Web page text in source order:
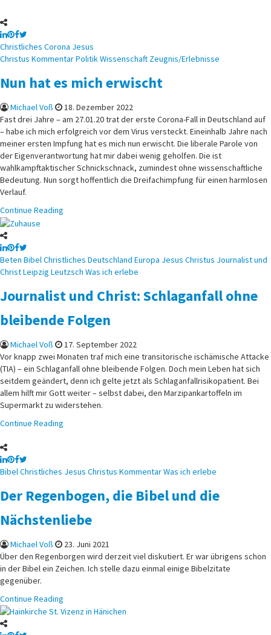
Posted
in
Christliches Corona Jesus
Christus KommentarPolitikWissenschaft Zeugnis/Erlebnisse
Nun hat es mich erwischt
Michael Voß
18. Dezember 2022
Fast drei Jahre – am 27.01.20 trat der erste Corona-Fall in Deutschland auf
– habe ich mich erfolgreich vor dem Virus versteckt. Eineinhalb Jahre nach
meiner ersten Impfung hat es mich nun erwischt. Die liberale Parole von
der Eigenverantwortung hat mir dabei wenig geholfen. Die ist
wahlkampftaktischer Schnickschnack, zumindest ohne wissenschaftliche
Bedeutung. Nun sorgt hoffentlich die Dreifachimpfung für einen harmlosen
Verlauf.
Continue Reading
Posted
in
Beten Bibel Christliches Deutschland Europa Jesus Christus Journalist und
ChristLeipzig Leutzsch Was ich erlebe
Journalist und Christ: Schlaganfall ohne
bleibende Folgen
Michael Voß
17. September 2022
Vor knapp zwei Monaten traf mich eine transitorische ischämische Attacke
(TIA) – ein Schlaganfall ohne bleibende Folgen. Doch mein Leben hat sich
seitdem geändert, denn ich gelte jetzt als Schlaganfallrisikopatient. Bei
allem hilft mir Gott weiter – selbst dabei, den Marzipankartoffeln im
Supermarkt zu widerstehen.
Continue Reading
Posted
Bibel Christliches Jesus Christus KommentarWas ich erlebe
Der Regenbogen, die Bibel und die
Nächstenliebe
Michael Voß
23. Juni 2021
Über den Regenborgen wird derzeit viel diskutiert. Er war übrigens schon
in der Bibel ein Zeichen. Ich stelle dazu einmal einige Bibelzitate
gegenüber.
Continue Reading